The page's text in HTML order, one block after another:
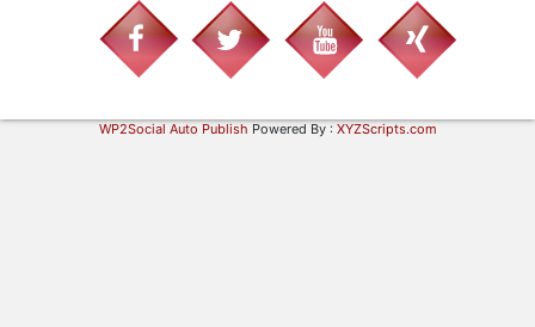
WP2Social Auto Publish Powered By : XYZScripts.com